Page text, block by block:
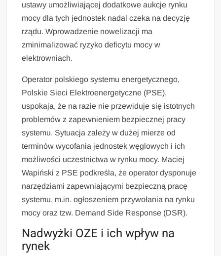
ustawy umożliwiającej dodatkowe aukcje rynku
mocy dla tych jednostek nadal czeka na decyzję
rządu. Wprowadzenie nowelizacji ma
zminimalizować ryzyko deficytu mocy w
elektrowniach.
Operator polskiego systemu energetycznego,
Polskie Sieci Elektroenergetyczne (PSE),
uspokaja, że na razie nie przewiduje się istotnych
problemów z zapewnieniem bezpiecznej pracy
systemu. Sytuacja zależy w dużej mierze od
terminów wycofania jednostek węglowych i ich
możliwości uczestnictwa w rynku mocy. Maciej
Wapiński z PSE podkreśla, że operator dysponuje
narzędziami zapewniającymi bezpieczną pracę
systemu, m.in. ogłoszeniem przywołania na rynku
mocy oraz tzw. Demand Side Response (DSR).
Nadwyżki OZE i ich wpływ na
rynek